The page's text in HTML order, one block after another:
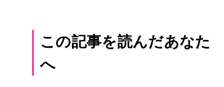
この記事を読んだあなた
へ